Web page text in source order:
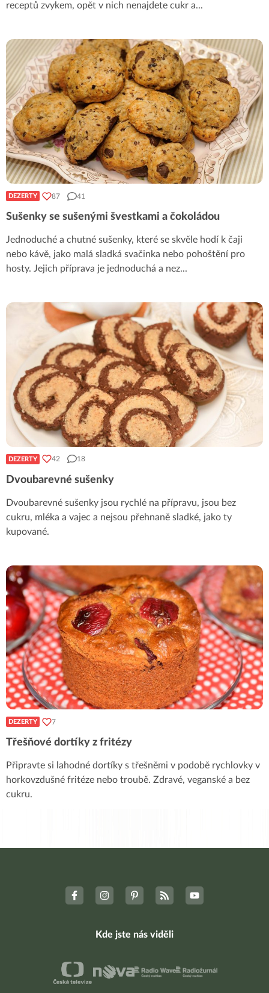
receptů zvykem, opět v nich nenajdete cukr a...
DEZERTY 87 41
Sušenky se sušenými švestkami a čokoládou
Jednoduché a chutné sušenky, které se skvěle hodí k čaji
nebo kávě, jako malá sladká svačinka nebo pohoštění pro
hosty. Jejich příprava je jednoduchá a nez...
DEZERTY 42 18
Dvoubarevné sušenky
Dvoubarevné sušenky jsou rychlé na přípravu, jsou bez
cukru, mléka a vajec a nejsou přehnaně sladké, jako ty
kupované.
DEZERTY 7
Třešňové dortíky z fritézy
Připravte si lahodné dortíky s třešněmi v podobě rychlovky v
horkovzdušné fritéze nebo troubě. Zdravé, veganské a bez
cukru.
Kde jste nás viděli